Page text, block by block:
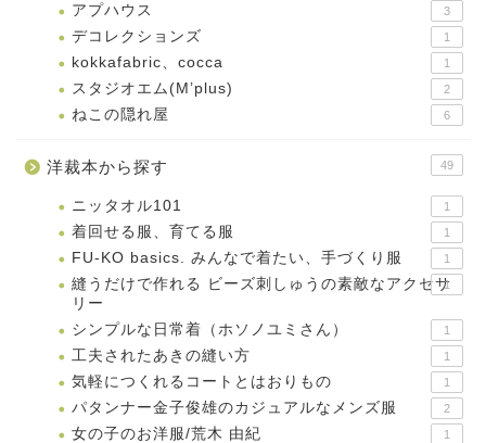
アプハウス 3
デコレクションズ 1
kokkafabric、cocca 1
スタジオエム(M’plus) 2
ねこの隠れ屋 6
洋裁本から探す 49
ニッタオル101 1
着回せる服、育てる服 1
FU-KO basics. みんなで着たい、手づくり服 1
縫うだけで作れる ビーズ刺しゅうの素敵なアクセサ
リー
1
シンプルな日常着（ホソノユミさん） 1
工夫されたあきの縫い方 1
気軽につくれるコートとはおりもの 1
パタンナー金子俊雄のカジュアルなメンズ服 2
女の子のお洋服/荒木 由紀 1